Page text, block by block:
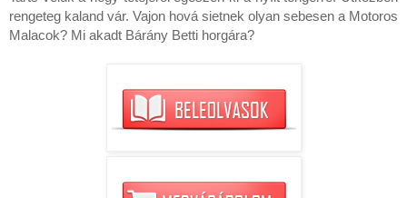
rengeteg kaland vár. Vajon hová sietnek olyan sebesen a Motoros